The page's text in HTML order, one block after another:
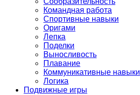
Командная работа
Спортивные навыки
Оригами
Лепка
Поделки
Выносливость
Плавание
Коммуникативные навыки
Логика
Подвижные игры